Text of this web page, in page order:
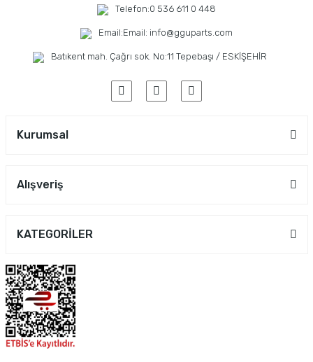
Telefon:0 536 611 0 448
Email:Email: info@gguparts.com
Batıkent mah. Çağrı sok. No:11 Tepebaşı / ESKİŞEHİR
Kurumsal
Alışveriş
KATEGORİLER